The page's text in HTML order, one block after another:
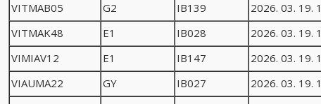
VITMAB05
G2 IB139
2026. 03. 19.
VITMAK48
E1 IB028
2026. 03. 19.
VIMIAV12
E1 IB147
2026. 03. 19.
VIAUMA22
GY IB027
2026. 03. 19.